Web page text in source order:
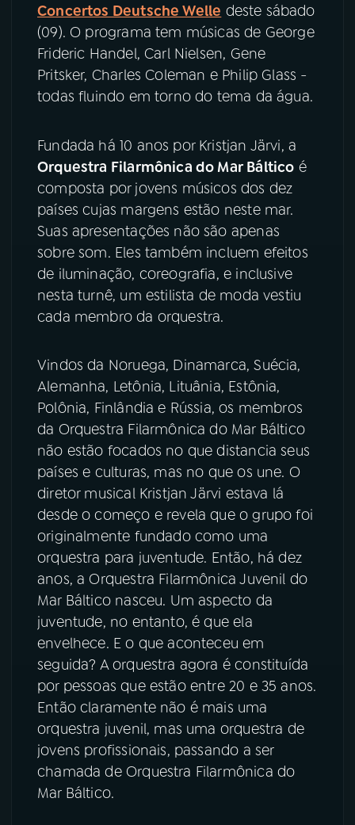
Concertos Deutsche Welle deste sábado
(09). O programa tem músicas de George
Frideric Handel, Carl Nielsen, Gene
Pritsker, Charles Coleman e Philip Glass -
todas fluindo em torno do tema da água.
Fundada há 10 anos por Kristjan Järvi, a
Orquestra Filarmônica do Mar Báltico é
composta por jovens músicos dos dez
países cujas margens estão neste mar.
Suas apresentações não são apenas
sobre som. Eles também incluem efeitos
de iluminação, coreografia, e inclusive
nesta turnê, um estilista de moda vestiu
cada membro da orquestra.
Vindos da Noruega, Dinamarca, Suécia,
Alemanha, Letônia, Lituânia, Estônia,
Polônia, Finlândia e Rússia, os membros
da Orquestra Filarmônica do Mar Báltico
não estão focados no que distancia seus
países e culturas, mas no que os une. O
diretor musical Kristjan Järvi estava lá
desde o começo e revela que o grupo foi
originalmente fundado como uma
orquestra para juventude. Então, há dez
anos, a Orquestra Filarmônica Juvenil do
Mar Báltico nasceu. Um aspecto da
juventude, no entanto, é que ela
envelhece. E o que aconteceu em
seguida? A orquestra agora é constituída
por pessoas que estão entre 20 e 35 anos.
Então claramente não é mais uma
orquestra juvenil, mas uma orquestra de
jovens profissionais, passando a ser
chamada de Orquestra Filarmônica do
Mar Báltico.